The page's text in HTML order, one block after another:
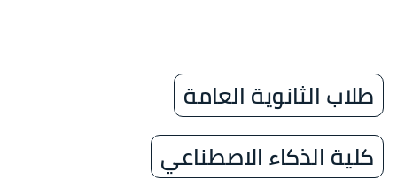
طلاب الثانوية العامة
كلية الذكاء الاصطناعي